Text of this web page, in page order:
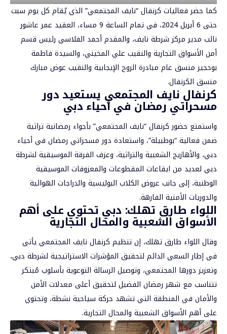
كما حضر فعاليات كرنفال “نايف المجتمعي” الذي يُقام كل يوم سبت
حتى 6 أبريل 2024، في تمام الساعة 9 مساء، العقيد عمر عاشور
نائب مدير مركز شرطة نايف، والمقدم أحمد الفلاسي رئيس قسم
أمن الأسواق التجارية والنقيب علي المخيني، والسيدة فاطمة
بوحجير منسق عام مبادرة الروح الإيجابية والنقيب عوض مبارك
منسق الكرنفال.
كرنفال نايف المجتمعي يستعيد دور
مسحراتي رمضان في أحياء دبي
واستمتع حضور كرنفال “نايف المجتمعي” بأجواء رمضانية تراثية
ضمن فعالية “بوطبيلة”، واستعادة دور مسحراتي رمضان في أحياء
دبي، والأهازيج الشعبية والتراثية، وعزف الفرقة الموسيقية لشرطة
دبي لعديد من ايقاعات المقطوعات والمعزوفات الموسيقية
الوطنية، إلى جانب عروض الكلاب البوليسية والدراجات الهوائية
والدوريات الأمنية الفارهة.
اللواء طارق تهلك: دبي تحتوي على أهم
الأسواق الشعبية والمحال التجارية
وقال اللواء طارق تهلك، إن تنظيم كرنفال نايف المجتمعي يأتي
في إطار السعي الدائم لتحقيق المؤشرات الاستراتيجية لشرطة دبي،
وتعزيز دورها المجتمعي، وتوصيل الرسالة التوعوية بأسلوب مُبتكر
تتناسب مع شهر رمضان الفضيل لتحقيق أعلى معدلات الأمن
والأمان في المنطقة التي تشهد حركة سياحية نشطة، وتحتوي
على أهم الأسواق الشعبية والمحال التجارية.